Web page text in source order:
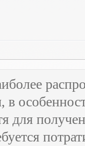
, в
для